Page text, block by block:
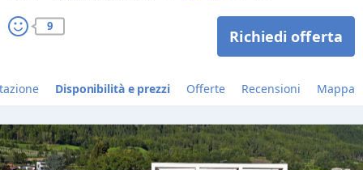
9
Richiedi offerta
Disponibilità e prezzi Offerte Recensioni Mappa